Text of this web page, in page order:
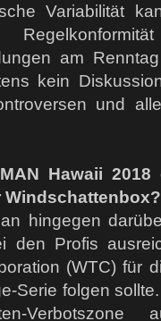
Variabilität
am
kein
und
Hawaii
Windschattenbox?
hingegen
den Profis
(WTC) für
Serie folgen